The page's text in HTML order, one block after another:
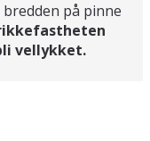
på pinne
vellykket.